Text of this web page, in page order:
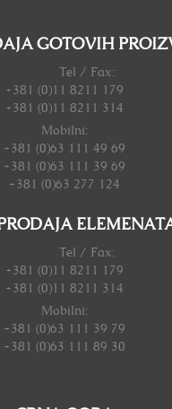
GOTOVIH
Tel / Fax:
+381 (0)11 8211 179
+381 (0)11 8211 314
Mobilni:
+381 (0)63 111 49 69
+381 (0)63 111 39 69
+381 (0)63 277 124
Tel / Fax:
+381 (0)11 8211 179
+381 (0)11 8211 314
Mobilni:
+381 (0)63 111 39 79
+381 (0)63 111 89 30